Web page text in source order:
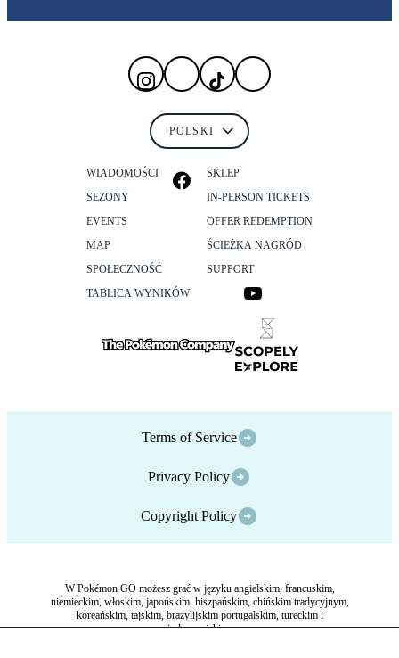
WIADOMOŚCI
SEZONY
EVENTS
MAP
SPOŁECZNOŚĆ
TABLICA WYNIKÓW
SKLEP
IN-PERSON TICKETS
OFFER REDEMPTION
ŚCIEŻKA NAGRÓD
SUPPORT
Terms of Service
Privacy Policy
Copyright Policy
W Pokémon GO możesz grać w języku angielskim, francuskim,
niemieckim, włoskim, japońskim, hiszpańskim, chińskim tradycyjnym,
koreańskim, tajskim, brazylijskim portugalskim, tureckim i
indonezyjskim.